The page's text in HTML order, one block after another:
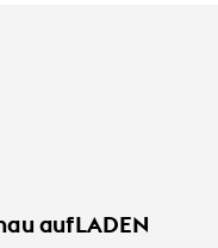
aufLADEN